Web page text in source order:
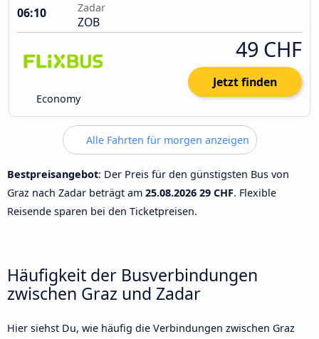
06:10
Zadar
ZOB
Economy
49 CHF
Jetzt finden
Alle Fahrten für morgen anzeigen
Bestpreisangebot: Der Preis für den günstigsten Bus von
Graz nach Zadar beträgt am 25.08.2026 29 CHF. Flexible
Reisende sparen bei den Ticketpreisen.
Häufigkeit der Busverbindungen
zwischen Graz und Zadar
Hier siehst Du, wie häufig die Verbindungen zwischen Graz